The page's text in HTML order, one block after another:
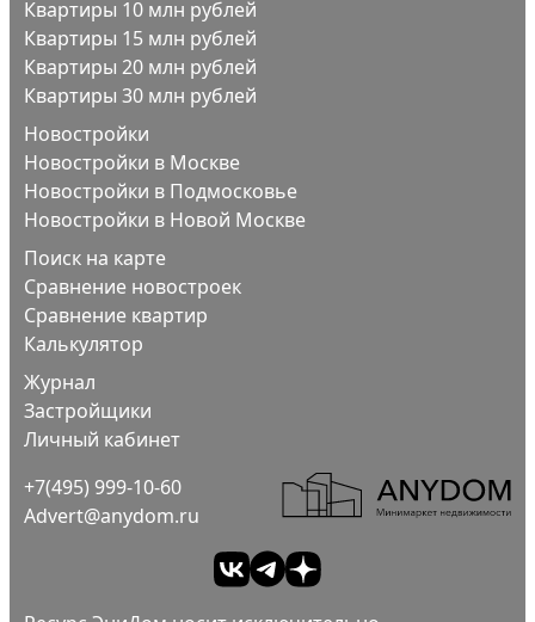
Квартиры 10 млн рублей
Квартиры 15 млн рублей
Квартиры 20 млн рублей
Квартиры 30 млн рублей
Новостройки
Новостройки в Москве
Новостройки в Подмосковье
Новостройки в Новой Москве
Поиск на карте
Сравнение новостроек
Сравнение квартир
Калькулятор
Журнал
Застройщики
Личный кабинет
+7(495) 999-10-60
Advert@anydom.ru